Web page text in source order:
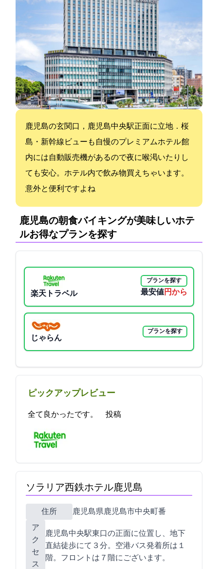
鹿児島の玄関口，鹿児島中央駅正面に立地．桜
島・新幹線ビューも自慢のプレミアムホテル 館
内には自動販売機があるので夜に喉渇いたりし
ても安心。ホテル内で飲み物買えちゃいます。
意外と便利ですよね
鹿児島の朝食バイキングが美味しいホテ
ル:お得なプランを探す
楽天トラベル
プランを探す
最安値3500円から
じゃらん
プランを探す
ピックアップレビュー
全て良かったです。 2021-11-01 00:08:55投稿
ソラリア西鉄ホテル鹿児島
住所
鹿児島県鹿児島市中央町11番
ア
ク
セ
ス
鹿児島中央駅東口の正面に位置し、地下
直結徒歩にて３分。空港バス発着所は１
階。フロントは７階にございます。